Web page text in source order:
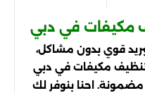
مكيفات في دبي
قوي بدون مشاكل،
مكيفات في دبي
احنا بنوفر لك